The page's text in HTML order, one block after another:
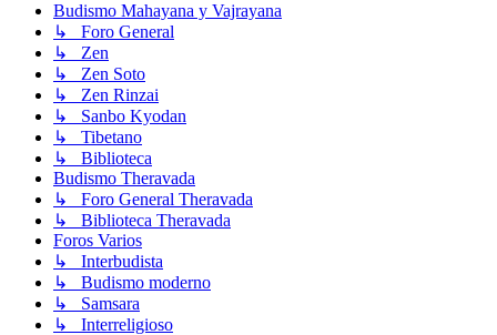
Budismo Mahayana y Vajrayana
↳ Foro General
↳ Zen
↳ Zen Soto
↳ Zen Rinzai
↳ Sanbo Kyodan
↳ Tibetano
↳ Biblioteca
Budismo Theravada
↳ Foro General Theravada
↳ Biblioteca Theravada
Foros Varios
↳ Interbudista
↳ Budismo moderno
↳ Samsara
↳ Interreligioso